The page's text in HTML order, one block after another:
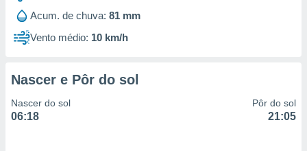
Acum. de chuva: 81 mm
Vento médio: 10 km/h
Nascer e Pôr do sol
Nascer do sol
06:18
Pôr do sol
21:05